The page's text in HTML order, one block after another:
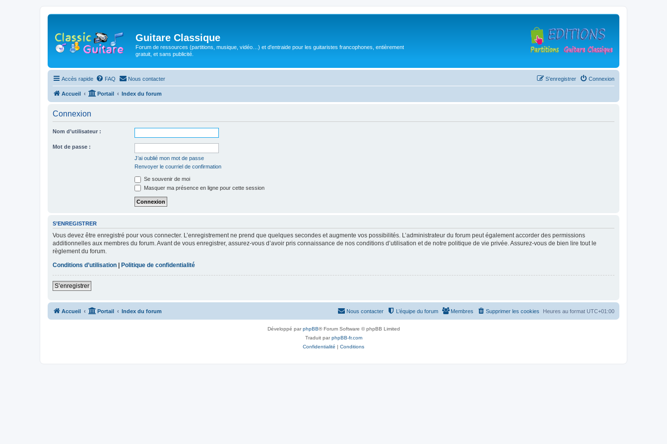
Guitare Classique
Forum de ressources (partitions, musique, vidéo…) et d'entraide pour les guitaristes francophones, entièrement
gratuit, et sans publicité.
Accès rapide FAQ Nous contacter Connexion
S’enregistrer
Accueil Portail Index du forum
Connexion
Nom d’utilisateur :
Mot de passe :
J’ai oublié mon mot de passe
Renvoyer le courriel de confirmation
Se souvenir de moi
Masquer ma présence en ligne pour cette session
S’ENREGISTRER
Vous devez être enregistré pour vous connecter. L’enregistrement ne prend que quelques secondes et augmente vos possibilités. L’administrateur du forum peut également accorder des permissions
additionnelles aux membres du forum. Avant de vous enregistrer, assurez-vous d’avoir pris connaissance de nos conditions d’utilisation et de notre politique de vie privée. Assurez-vous de bien lire tout le
règlement du forum.
Conditions d’utilisation | Politique de confidentialité
S’enregistrer
Accueil Portail Index du forum Heures au format UTC+01:00
Supprimer les cookies
Membres
L’équipe du forum
Nous contacter
Développé parphpBB® Forum Software © phpBB Limited
Traduit parphpBB-fr.com
Confidentialité | Conditions